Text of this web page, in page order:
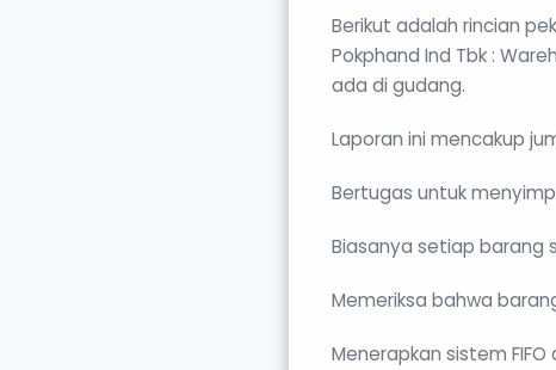
Berikut adalah rincian
Pokphand Ind Tbk :
ada di gudang.
Laporan ini mencakup
Bertugas untuk
Biasanya setiap barang
Memeriksa bahwa
Menerapkan sistem